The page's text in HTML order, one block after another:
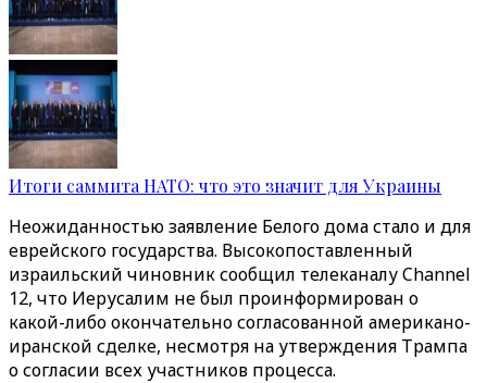
Итоги саммита НАТО: что это значит для Украины
Неожиданностью заявление Белого дома стало и для
еврейского государства. Высокопоставленный
израильский чиновник сообщил телеканалу Channel
12, что Иерусалим не был проинформирован о
какой-либо окончательно согласованной американо-
иранской сделке, несмотря на утверждения Трампа
о согласии всех участников процесса.